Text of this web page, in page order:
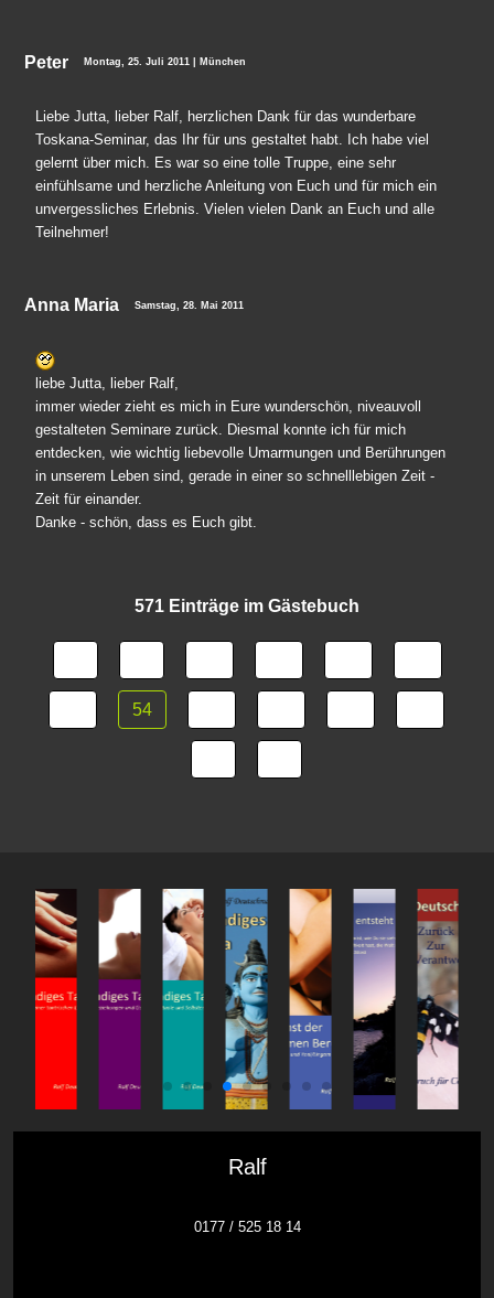
Peter Montag, 25. Juli 2011 | München
Liebe Jutta, lieber Ralf, herzlichen Dank für das wunderbare
Toskana-Seminar, das Ihr für uns gestaltet habt. Ich habe viel
gelernt über mich. Es war so eine tolle Truppe, eine sehr
einfühlsame und herzliche Anleitung von Euch und für mich ein
unvergessliches Erlebnis. Vielen vielen Dank an Euch und alle
Teilnehmer!
Anna Maria Samstag, 28. Mai 2011
liebe Jutta, lieber Ralf,
immer wieder zieht es mich in Eure wunderschön, niveauvoll
gestalteten Seminare zurück. Diesmal konnte ich für mich
entdecken, wie wichtig liebevolle Umarmungen und Berührungen
in unserem Leben sind, gerade in einer so schnelllebigen Zeit -
Zeit für einander.
Danke - schön, dass es Euch gibt.
571 Einträge im Gästebuch
54
Ralf
0177 / 525 18 14